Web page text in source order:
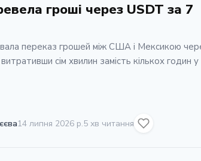
гроші через USDT за 7
переказ грошей між США і Мексикою
сім хвилин замість кількох годин у
14 липня 2026 р.5 хв читання